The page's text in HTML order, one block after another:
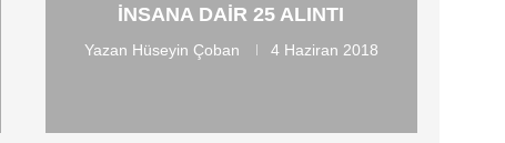
INSANA DAIR 25 ALINTI
Yazan Hüseyin Çoban 4 Haziran 2018